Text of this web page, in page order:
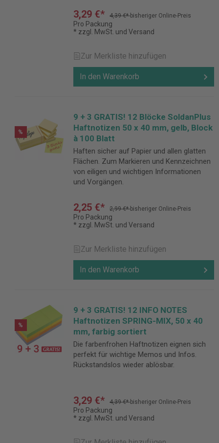
3,29 €* 4,39 €*bisheriger Online-Preis
Pro Packung
* zzgl. MwSt. und Versand
Zur Merkliste hinzufügen
In den Warenkorb
%
9 + 3 GRATIS! 12 Blöcke SoldanPlus
Haftnotizen 50 x 40 mm, gelb, Block
à 100 Blatt
Haften sicher auf Papier und allen glatten
Flächen. Zum Markieren und Kennzeichnen
von eiligen und wichtigen Informationen
und Vorgängen.
2,25 €* 2,99 €*bisheriger Online-Preis
Pro Packung
* zzgl. MwSt. und Versand
Zur Merkliste hinzufügen
In den Warenkorb
%
9 + 3 GRATIS! 12 INFO NOTES
Haftnotizen SPRING-MIX, 50 x 40
mm, farbig sortiert
Die farbenfrohen Haftnotizen eignen sich
perfekt für wichtige Memos und Infos.
Rückstandslos wieder ablösbar.
3,29 €* 4,39 €*bisheriger Online-Preis
Pro Packung
* zzgl. MwSt. und Versand